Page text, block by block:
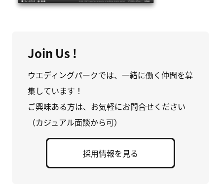
Join Us !
ウエディングパークでは、一緒に働く仲間を募
集しています！
ご興味ある方は、お気軽にお問合せください
（カジュアル面談から可）
採用情報を見る